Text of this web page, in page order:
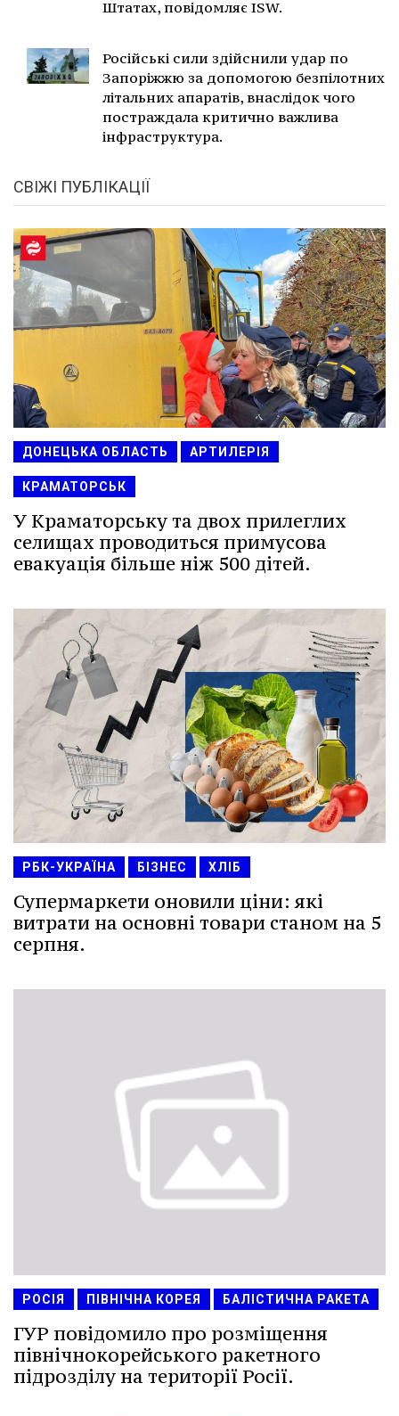
Штатах, повідомляє ISW.
Російські сили здійснили удар по
Запоріжжю за допомогою безпілотних
літальних апаратів, внаслідок чого
постраждала критично важлива
інфраструктура.
СВІЖІ ПУБЛІКАЦІЇ
ДОНЕЦЬКА ОБЛАСТЬ АРТИЛЕРІЯ
КРАМАТОРСЬК
У Краматорську та двох прилеглих
селищах проводиться примусова
евакуація більше ніж 500 дітей.
РБК-УКРАЇНА БІЗНЕС ХЛІБ
Супермаркети оновили ціни: які
витрати на основні товари станом на 5
серпня.
РОСІЯ ПІВНІЧНА КОРЕЯ БАЛІСТИЧНА РАКЕТА
ГУР повідомило про розміщення
північнокорейського ракетного
підрозділу на території Росії.